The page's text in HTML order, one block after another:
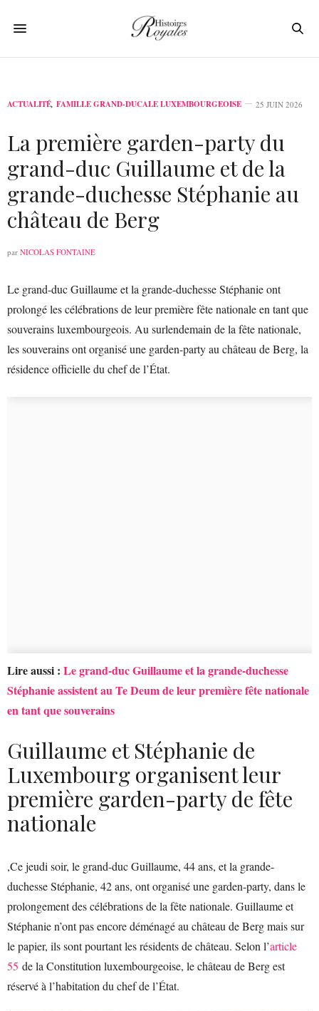
ACTUALITÉ, FAMILLE GRAND-DUCALE LUXEMBOURGEOISE 25 JUIN 2026
La première garden-party du
grand-duc Guillaume et de la
grande-duchesse Stéphanie au
château de Berg
par NICOLAS FONTAINE
Le grand-duc Guillaume et la grande-duchesse Stéphanie ont
prolongé les célébrations de leur première fête nationale en tant que
souverains luxembourgeois. Au surlendemain de la fête nationale,
les souverains ont organisé une garden-party au château de Berg, la
résidence officielle du chef de l’État.
Lire aussi : Le grand-duc Guillaume et la grande-duchesse
Stéphanie assistent au Te Deum de leur première fête nationale
en tant que souverains
Guillaume et Stéphanie de
Luxembourg organisent leur
première garden-party de fête
nationale
,Ce jeudi soir, le grand-duc Guillaume, 44 ans, et la grande-
duchesse Stéphanie, 42 ans, ont organisé une garden-party, dans le
prolongement des célébrations de la fête nationale. Guillaume et
Stéphanie n’ont pas encore déménagé au château de Berg mais sur
le papier, ils sont pourtant les résidents de château. Selon l’article
55 de la Constitution luxembourgeoise, le château de Berg est
réservé à l’habitation du chef de l’État.